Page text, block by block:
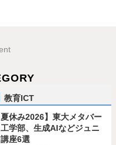
教育ICT
夏休み2026】東大メタバー
学部、生成AIなどジュニ
座6選